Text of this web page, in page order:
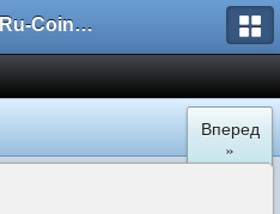
Форум Ru-Coin.ru
Вперед
»